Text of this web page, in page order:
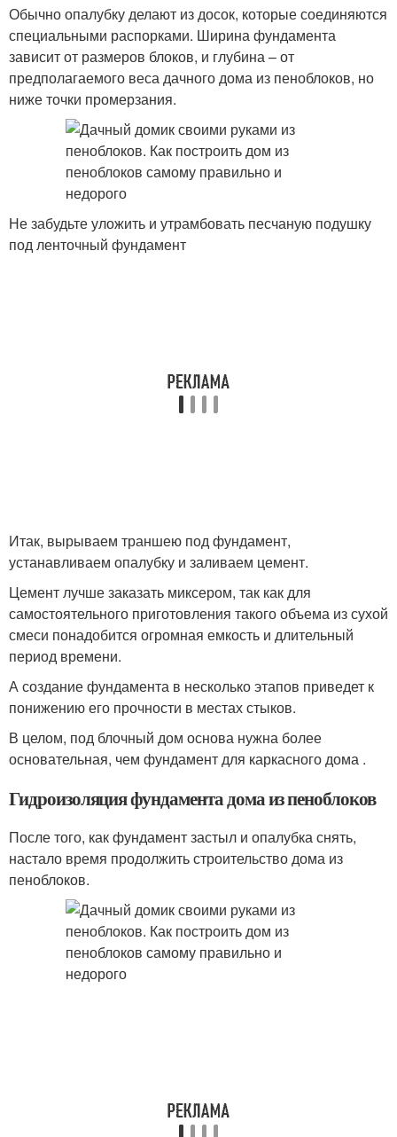
Обычно опалубку делают из досок, которые соединяются
специальными распорками. Ширина фундамента
зависит от размеров блоков, и глубина – от
предполагаемого веса дачного дома из пеноблоков, но
ниже точки промерзания.
Не забудьте уложить и утрамбовать песчаную подушку
под ленточный фундамент
Итак, вырываем траншею под фундамент,
устанавливаем опалубку и заливаем цемент.
Цемент лучше заказать миксером, так как для
самостоятельного приготовления такого объема из сухой
смеси понадобится огромная емкость и длительный
период времени.
А создание фундамента в несколько этапов приведет к
понижению его прочности в местах стыков.
В целом, под блочный дом основа нужна более
основательная, чем фундамент для каркасного дома .
Гидроизоляция фундамента дома из пеноблоков
После того, как фундамент застыл и опалубка снять,
настало время продолжить строительство дома из
пеноблоков.